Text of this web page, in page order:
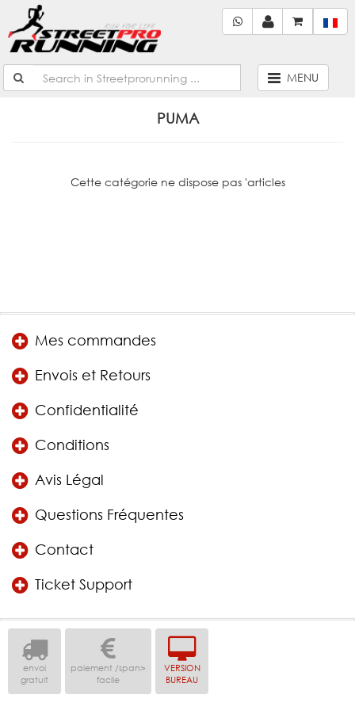
MENU
PUMA
Cette catégorie ne dispose pas 'articles
Mes commandes
Envois et Retours
Confidentialité
Conditions
Avis Légal
Questions Fréquentes
Contact
Ticket Support
envoi
gratuit
paiement /span>
facile
VERSION
BUREAU